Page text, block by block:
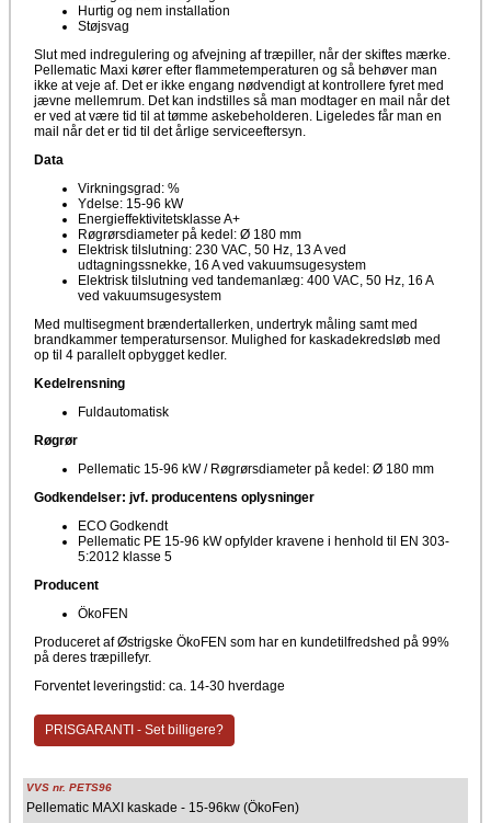
Hurtig og nem installation
Støjsvag
Slut med indregulering og afvejning af træpiller, når der skiftes mærke.
Pellematic Maxi kører efter flammetemperaturen og så behøver man
ikke at veje af. Det er ikke engang nødvendigt at kontrollere fyret med
jævne mellemrum. Det kan indstilles så man modtager en mail når det
er ved at være tid til at tømme askebeholderen. Ligeledes får man en
mail når det er tid til det årlige serviceeftersyn.
Data
Virkningsgrad: %
Ydelse: 15-96 kW
Energieffektivitetsklasse A+
Røgrørsdiameter på kedel: Ø 180 mm
Elektrisk tilslutning: 230 VAC, 50 Hz, 13 A ved
udtagningssnekke, 16 A ved vakuumsugesystem
Elektrisk tilslutning ved tandemanlæg: 400 VAC, 50 Hz, 16 A
ved vakuumsugesystem
Med multisegment brændertallerken, undertryk måling samt med
brandkammer temperatursensor. Mulighed for kaskadekredsløb med
op til 4 parallelt opbygget kedler.
Kedelrensning
Fuldautomatisk
Røgrør
Pellematic 15-96 kW / Røgrørsdiameter på kedel: Ø 180 mm
Godkendelser: jvf. producentens oplysninger
ECO Godkendt
Pellematic PE 15-96 kW opfylder kravene i henhold til EN 303-
5:2012 klasse 5
Producent
ÖkoFEN
Produceret af Østrigske ÖkoFEN som har en kundetilfredshed på 99%
på deres træpillefyr.
Forventet leveringstid: ca. 14-30 hverdage
PRISGARANTI - Set billigere?
VVS nr. PETS96
Pellematic MAXI kaskade - 15-96kw (ÖkoFen)